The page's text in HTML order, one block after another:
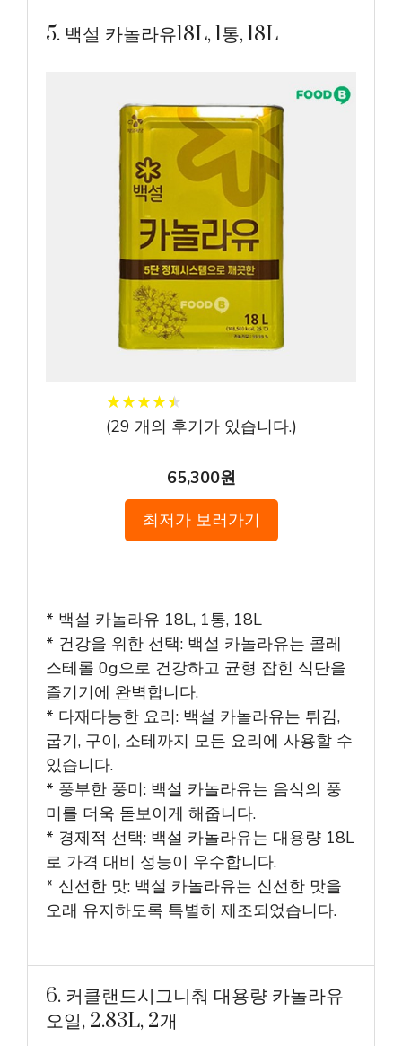
5. 백설 카놀라유18L, 1통, 18L
★★★★★
★★★★★
(29 개의 후기가 있습니다.)
65,300원
최저가 보러가기
* 백설 카놀라유 18L, 1통, 18L
* 건강을 위한 선택: 백설 카놀라유는 콜레
스테롤 0g으로 건강하고 균형 잡힌 식단을
즐기기에 완벽합니다.
* 다재다능한 요리: 백설 카놀라유는 튀김,
굽기, 구이, 소테까지 모든 요리에 사용할 수
있습니다.
* 풍부한 풍미: 백설 카놀라유는 음식의 풍
미를 더욱 돋보이게 해줍니다.
* 경제적 선택: 백설 카놀라유는 대용량 18L
로 가격 대비 성능이 우수합니다.
* 신선한 맛: 백설 카놀라유는 신선한 맛을
오래 유지하도록 특별히 제조되었습니다.
6. 커클랜드시그니춰 대용량 카놀라유
오일, 2.83L, 2개